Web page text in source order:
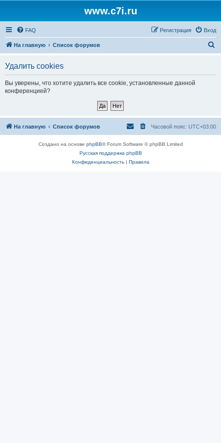
www.c7i.ru
FAQ Вход
Регистрация
На главную Список форумов
Удалить cookies
Вы уверены, что хотите удалить все cookie, установленные данной
конференцией?
На главную Список форумов Часовой пояс: UTC+03:00
Создано на основе phpBB® Forum Software © phpBB Limited
Русская поддержка phpBB
Конфиденциальность| Правила